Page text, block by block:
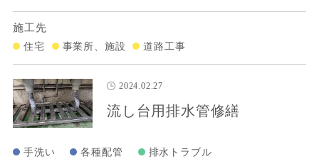
施工先
住宅 事業所、施設 道路工事
2024.02.27
流し台用排水管修繕
手洗い 各種配管
排水トラブル